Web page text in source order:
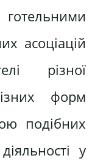
асоціацій
різної
форм
подібних
у